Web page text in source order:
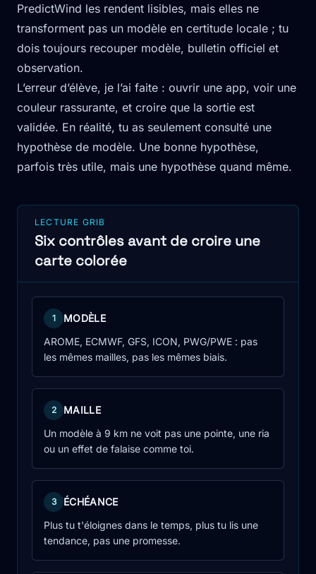
PredictWind les rendent lisibles, mais elles ne
transforment pas un modèle en certitude locale ; tu
dois toujours recouper modèle, bulletin officiel et
observation.
L’erreur d’élève, je l’ai faite : ouvrir une app, voir une
couleur rassurante, et croire que la sortie est
validée. En réalité, tu as seulement consulté une
hypothèse de modèle. Une bonne hypothèse,
parfois très utile, mais une hypothèse quand même.
LECTURE GRIB
Six contrôles avant de croire une
carte colorée
1
MODÈLE
AROME, ECMWF, GFS, ICON, PWG/PWE : pas
les mêmes mailles, pas les mêmes biais.
2
MAILLE
Un modèle à 9 km ne voit pas une pointe, une ria
ou un effet de falaise comme toi.
3
ÉCHÉANCE
Plus tu t'éloignes dans le temps, plus tu lis une
tendance, pas une promesse.